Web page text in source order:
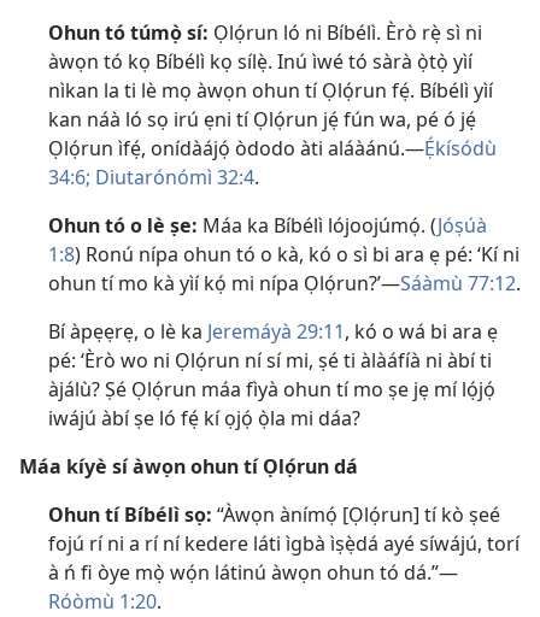
Ohun tó túmọ̀ sí: Ọlọ́run ló ni Bíbélì. Èrò rẹ̀ sì ni
àwọn tó kọ Bíbélì kọ sílẹ̀. Inú ìwé tó sàrà ọ̀tọ̀ yìí
nìkan la ti lè mọ àwọn ohun tí Ọlọ́run fẹ́. Bíbélì yìí
kan náà ló sọ irú ẹni tí Ọlọ́run jẹ́ fún wa, pé ó jẹ́
Ọlọ́run ìfẹ́, onídàájọ́ òdodo àti aláàánú.​—Ẹ́kísódù
34:6; Diutarónómì 32:4.
Ohun tó o lè ṣe: Máa ka Bíbélì lójoojúmọ́. (Jóṣúà
1:8) Ronú nípa ohun tó o kà, kó o sì bi ara ẹ pé: ‘Kí ni
ohun tí mo kà yìí kọ́ mi nípa Ọlọ́run?’​—Sáàmù 77:12.
Bí àpẹẹrẹ, o lè ka Jeremáyà 29:11, kó o wá bi ara ẹ
pé: ‘Èrò wo ni Ọlọ́run ní sí mi, ṣé ti àlàáfíà ni àbí ti
àjálù? Ṣé Ọlọ́run máa fìyà ohun tí mo ṣe jẹ mí lọ́jọ́
iwájú àbí ṣe ló fẹ́ kí ọjọ́ ọ̀la mi dáa?
Máa kíyè sí àwọn ohun tí Ọlọ́run dá
Ohun tí Bíbélì sọ: “Àwọn ànímọ́ [Ọlọ́run] tí kò ṣeé
fojú rí ni a rí ní kedere láti ìgbà ìṣẹ̀dá ayé síwájú, torí
à ń fi òye mọ̀ wọ́n látinú àwọn ohun tó dá.”​—
Róòmù 1:20.